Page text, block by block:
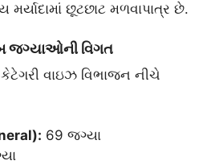
મર્યાદામાં છૂટછાટ મળવાપાત્ર છે.
જગ્યાઓની વિગત
વાઇઝ વિભાજન નીચે
69 જગ્યા